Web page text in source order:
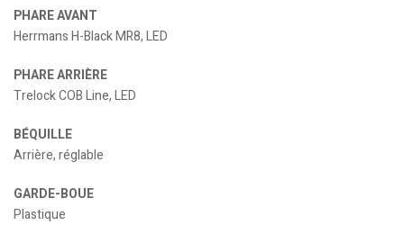
PHARE AVANT
Herrmans H-Black MR8, LED
PHARE ARRIÈRE
Trelock COB Line, LED
BÉQUILLE
Arrière, réglable
GARDE-BOUE
Plastique